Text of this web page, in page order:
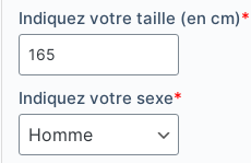
Indiquez votre taille (en cm)*
Indiquez votre sexe*